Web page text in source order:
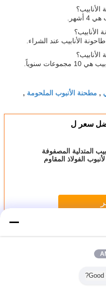
الأنابيب عند الشراء.
سنوياً.
, مطحنة الأنبوب الملحومة ,
سعر ل
المتدلية المصفوفة
بالكروم Cr12 لأنبوب الفولاذ المقاوم
Good